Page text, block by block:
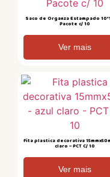
Saco de Organza Estampado
Pacote c/ 10
Ver mais
Fita plastica decorativa
claro – PCT C/ 10
Ver mais